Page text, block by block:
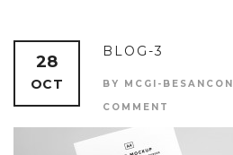
28
OCT
BLOG-3
BY MCGI-BESANCON
COMMENT